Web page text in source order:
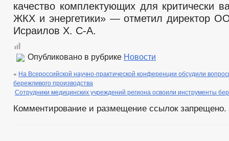
качество комплектующих для критически
ЖКХ и энергетики» — отметил директор
Исраилов Х. С-А.
Опубликовано в рубрике Новости
« На Всероссийской научно-практической конференции обсудили
бережливого производства
Сотрудники медицинских учреждений региона освоили инструменты
Комментирование и размещение ссылок запрещено.